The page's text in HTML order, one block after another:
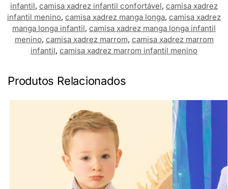
infantil, camisa xadrez infantil confortável, camisa xadrez
infantil menino, camisa xadrez manga longa, camisa xadrez
manga longa infantil, camisa xadrez manga longa infantil
menino, camisa xadrez marrom, camisa xadrez marrom
infantil, camisa xadrez marrom infantil menino
Produtos Relacionados